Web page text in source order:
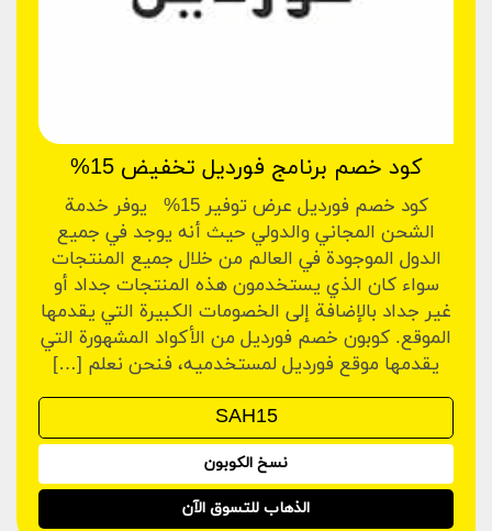
كود خصم برنامج فورديل تخفيض 15%
كود خصم فورديل عرض توفير 15% يوفر خدمة
الشحن المجاني والدولي حيث أنه يوجد في جميع
الدول الموجودة في العالم من خلال جميع المنتجات
سواء كان الذي يستخدمون هذه المنتجات جداد أو
غير جداد بالإضافة إلى الخصومات الكبيرة التي يقدمها
الموقع. كوبون خصم فورديل من الأكواد المشهورة التي
يقدمها موقع فورديل لمستخدميه، فنحن نعلم […]
نسخ الكوبون
الذهاب للتسوق الآن